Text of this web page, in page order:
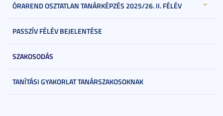
ÓRAREND OSZTATLAN TANÁRKÉPZÉS 2025/26. II. FÉLÉV
PASSZÍV FÉLÉV BEJELENTÉSE
SZAKOSODÁS
TANÍTÁSI GYAKORLAT TANÁRSZAKOSOKNAK